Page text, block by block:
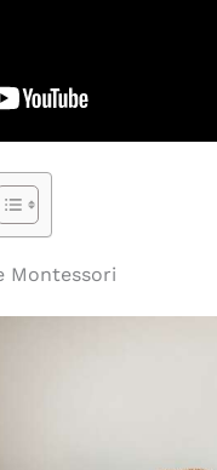
Montessori